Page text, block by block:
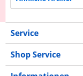
Service
Shop Service